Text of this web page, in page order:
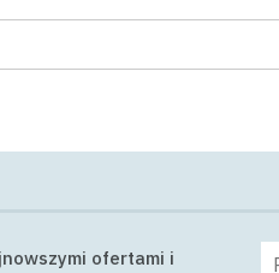
ofertami i